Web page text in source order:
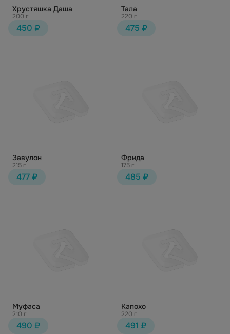
Хрустяшка Даша
200 г
450 ₽
Тала
220 г
475 ₽
Завулон
215 г
477 ₽
Фрида
175 г
485 ₽
Муфаса
210 г
490 ₽
Капохо
220 г
491 ₽